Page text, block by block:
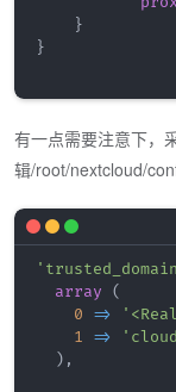
}
}
有一点需要注意下，
辑/root/nextcloud/
array
(
0
=>
1
=>
) ,